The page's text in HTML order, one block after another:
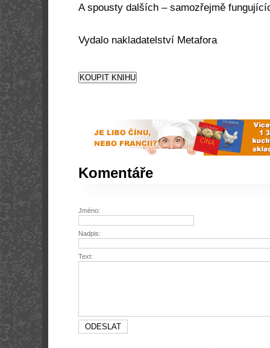
A spousty dalších – samozřejmě
Vydalo nakladatelství Metafora
Komentáře
Jméno:
Nadpis:
Text: